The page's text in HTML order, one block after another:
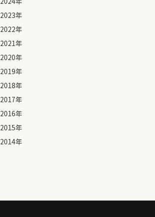
2023年
2022年
2021年
2020年
2019年
2018年
2017年
2016年
2015年
2014年